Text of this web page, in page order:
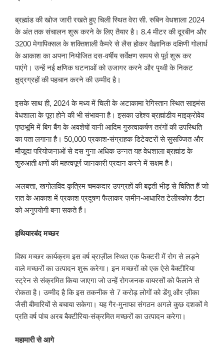
ब्रह्मांड की खोज जारी रखते हुए चिली स्थित वेरा सी. रुबिन वेधशाला 2024
के अंत तक संचालन शुरू करने के लिए तैयार है। 8.4 मीटर की दूरबीन और
3200 मेगापिक्सल के शक्तिशाली कैमरे से लैस होकर वैज्ञानिक दक्षिणी गोलार्ध
के आकाश का अपना नियोजित दस-वर्षीय सर्वेक्षण समय से पूर्व शुरू कर
पाएंगे। उन्हें नई क्षणिक घटनाओं को उजागर करने और पृथ्वी के निकट
क्षुद्रग्रहों की पहचान करने की उम्मीद है।
इसके साथ ही, 2024 के मध्य में चिली के अटाकामा रेगिस्तान स्थित साइमंस
वेधशाला के पूरा होने की भी संभावना है। इसका उद्देश्य ब्रह्मांडीय माइक्रोवेव
पृष्ठभूमि में बिग बैंग के अवशेषों यानी आदिम गुरुत्वाकर्षण तरंगों की उपस्थिति
का पता लगाना है। 50,000 प्रकाश-संग्राहक डिटेक्टरों से सुसज्जित और
मौजूदा परियोजनाओं से दस गुना अधिक उन्नत यह वेधशाला ब्रह्मांड के
शुरुआती क्षणों की महत्वपूर्ण जानकारी प्रदान करने में सक्षम है।
अलबत्ता, खगोलविद कृत्रिम चमकदार उपग्रहों की बढ़ती भीड़ से चिंतित हैं जो
रात के आकाश में प्रकाश प्रदूषण फैलाकर ज़मीन-आधारित टेलीस्कोप डैटा
को अनुपयोगी बना सकते हैं।
हथियारबंद मच्छर
विश्व मच्छर कार्यक्रम इस वर्ष ब्राज़ील स्थित एक फैक्टरी में रोग से लड़ने
वाले मच्छरों का उत्पादन शुरू करेगा। इन मच्छरों को एक ऐसे बैक्टीरिया
स्ट्रेन से संक्रमित किया जाएगा जो उन्हें रोगजनक वायरसों को फैलाने से
रोकता है। उम्मीद है कि इस तकनीक से 7 करोड़ लोगों को डेंगू और ज़ीका
जैसी बीमारियों से बचाया सकेगा। यह गैर-मुनाफा संगठन अगले कुछ दशकों मे
प्रति वर्ष पांच अरब बैक्टीरिया-संक्रमित मच्छरों का उत्पादन करेगा।
महामारी से आगे